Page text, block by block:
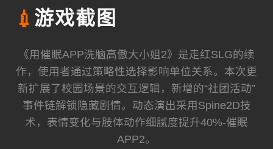
💉 游戏截图
《用催眠APP洗脑高傲大小姐2》是走红SLG的续
作，使用者通过策略性选择影响单位关系。本次更
新扩展了校园场景的交互逻辑，新增的“社团活动”
事件链解锁隐藏剧情。动态演出采用Spine2D技
术，表情变化与肢体动作细腻度提升40%-催眠
APP2。